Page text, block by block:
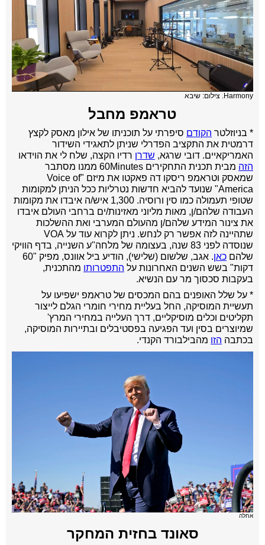
Harmony. צילום: שיבא
טראמפ מחבל
* בניוזלטר הקודם סיפרתי על תוכניתו של אילון מאסק לקצץ
דרמטית את התקציב הפדרלי שניתן לתאגידי השידור
האמריקאיים. דובי שרגא, שדרן רדיו הקצה, שלח לי את הוידאו
הזה
מבית תכנית התחקירים 60Minutes ממנו מסתבר
שמאסק וטראמפ ריסקו דה פאקטו את מיזם "Voice of
America" שנועד להביא חדשות נטרליות ככל הניתן למקומות
שטופי תעמולה כמו סין ורוסיה. 1,300 איש/ה איבדו את מקומות
העבודה שלהם/ן, מאות מליוני מאזינות/ים ברחבי העולם איבדו
את צינור המידע שלהם/ן מהעולם המערבי ואת ההשלכות
שתהיינה לזה אפשר רק לנחש. ניתן לקרוא עוד על VOA
שנוסדה לפני 83 שנה, בעצומה של מלחה"ע השנייה, בדף הוויקי
שלהם כאן
. אגב, שלשום (שלישי), הודיע ביל אוונס, מפיק "60
דקות" בשש השנים האחרונות על התפטרותו מהתכנית,
בעקבות סכסוך מר עם הנשיא.
* על שלל האופנים בהם המכסים של טראמפ ישפיעו על
תעשיית המוסיקה, החל בעליית מחירי חומרי הגלם לייצור
תקליטים וכלים מוסיקליים, דרך העלייה במחירי המרץ'
שמיוצרים בסין ועד הפגיעה בפסטיבלים ובתיירות המוסיקה,
בכתבה הזו מהבילבורד הקנדי.
אחלה
סאונד בחזית המחקר